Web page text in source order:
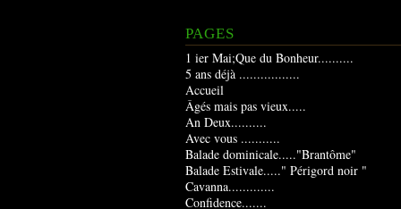
PAGES
1 ier Mai;Que du Bonheur..........
5 ans déjà .................
Accueil
Âgés mais pas vieux.....
An Deux..........
Avec vous ...........
Balade dominicale....."Brantôme"
Balade Estivale....." Périgord noir "
Cavanna.............
Confidence.......